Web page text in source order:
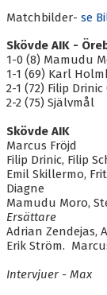
GAMLA AIK
Matchbilder- se
Skövde AIK -
1-0 (8) Mamudu
1-1 (69) Karl
2-1 (72) Filip
2-2 (75) Självmål
Skövde AIK
Marcus Fröjd
Filip Drinic, Filip
Emil Skillermo,
Diagne
Mamudu Moro,
Ersättare
Adrian Zendejas,
Erik Ström.
Intervjuer - Max